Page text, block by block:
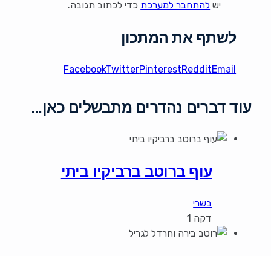
יש להתחבר למערכת כדי לכתוב תגובה.
לשתף את המתכון
FacebookTwitterPinterestRedditEmail
עוד דברים נהדרים מתבשלים כאן…
עוף ברוטב ברביקיו ביתי
בשרי
דקה 1